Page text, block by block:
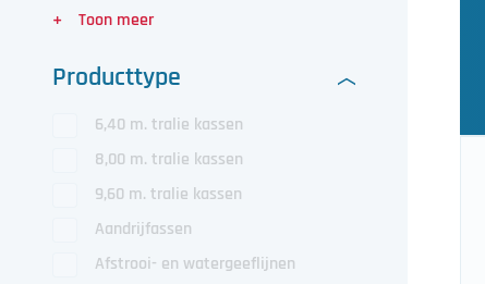
Producttype
6,40 m. tralie kassen
8,00 m. tralie kassen
9,60 m. tralie kassen
Aandrijfassen
Afstrooi- en watergeeflijnen